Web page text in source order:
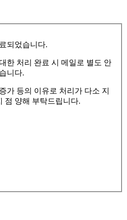
되었습니다.
한 처리 완료 시 메일로 별도 안
니다.
가 등의 이유로 처리가 다소 지
점 양해 부탁드립니다.